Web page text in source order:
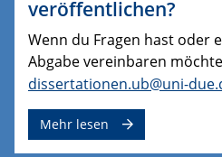
veröffentlichen?
Wenn du Fragen hast oder
Abgabe vereinbaren
dissertationen.ub@uni-
Mehr lesen